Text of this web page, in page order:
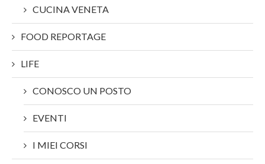
CUCINA VENETA
FOOD REPORTAGE
LIFE
CONOSCO UN POSTO
EVENTI
I MIEI CORSI